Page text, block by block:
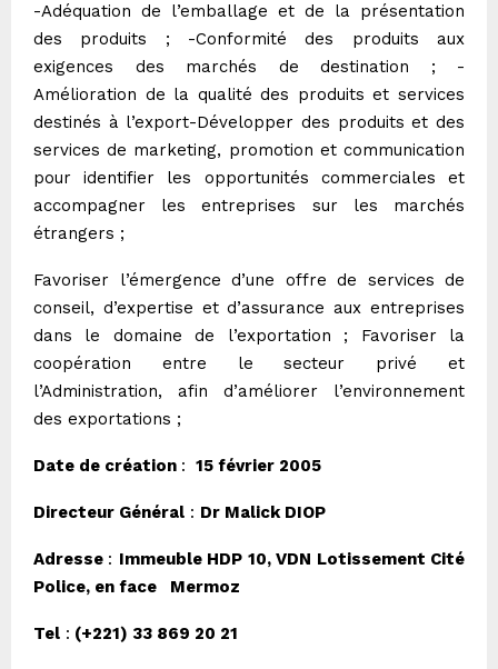
-Adéquation de l’emballage et de la présentation
des produits ; -Conformité des produits aux
exigences des marchés de destination ; -
Amélioration de la qualité des produits et services
destinés à l’export-Développer des produits et des
services de marketing, promotion et communication
pour identifier les opportunités commerciales et
accompagner les entreprises sur les marchés
étrangers ;
Favoriser l’émergence d’une offre de services de
conseil, d’expertise et d’assurance aux entreprises
dans le domaine de l’exportation ; Favoriser la
coopération entre le secteur privé et
l’Administration, afin d’améliorer l’environnement
des exportations ;
Date de création : 15 février 2005
Directeur Général : Dr Malick DIOP
Adresse : Immeuble HDP 10, VDN Lotissement Cité
Police, en face Mermoz
Tel : (+221) 33 869 20 21